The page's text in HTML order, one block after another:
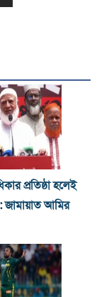
প্রতিষ্ঠা হলেই
জামায়াত আমির